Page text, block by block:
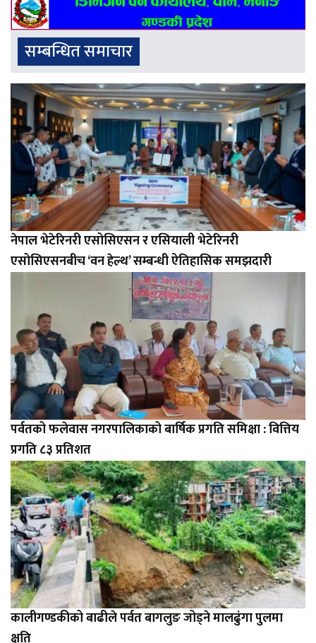
सम्बन्धित समाचार
नेपाल भेटेरिनरी एसोसिएसन र एसियाली भेटेरिनरी
एसोसिएसनबीच ‘वन हेल्थ’ सम्बन्धी ऐतिहासिक समझदारी
पर्वतको फलेवास नगरपालिकाको बार्षिक प्रगति समिक्षा : वित्तिय
प्रगति ८३ प्रतिशत
कालीगण्डकीको बाढीले पर्वत बागलुङ जोड्ने मालढुंगा पुलमा
क्षति